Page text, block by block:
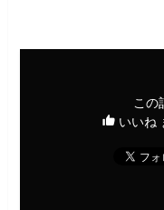
この
いいね